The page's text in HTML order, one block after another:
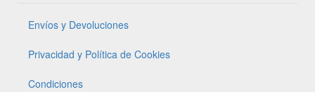
Envíos y Devoluciones
Privacidad y Política de Cookies
Condiciones